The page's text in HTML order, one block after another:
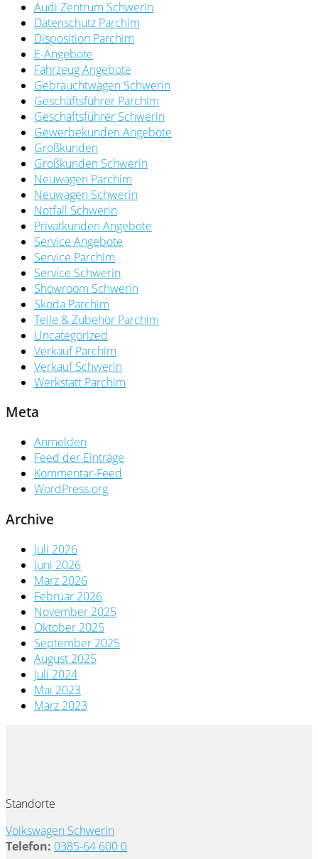
Audi Zentrum Schwerin
Datenschutz Parchim
Disposition Parchim
E-Angebote
Fahrzeug Angebote
Gebrauchtwagen Schwerin
Geschäftsführer Parchim
Geschäftsführer Schwerin
Gewerbekunden Angebote
Großkunden
Großkunden Schwerin
Neuwagen Parchim
Neuwagen Schwerin
Notfall Schwerin
Privatkunden Angebote
Service Angebote
Service Parchim
Service Schwerin
Showroom Schwerin
Skoda Parchim
Teile & Zubehör Parchim
Uncategorized
Verkauf Parchim
Verkauf Schwerin
Werkstatt Parchim
Meta
Anmelden
Feed der Einträge
Kommentar-Feed
WordPress.org
Archive
Juli 2026
Juni 2026
März 2026
Februar 2026
November 2025
Oktober 2025
September 2025
August 2025
Juli 2024
Mai 2023
März 2023
Standorte
Volkswagen Schwerin
Telefon: 0385-64 600 0